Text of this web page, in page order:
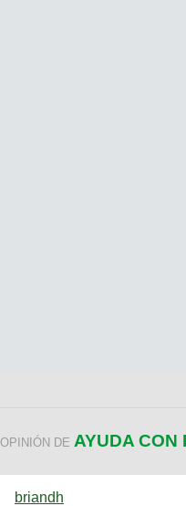
OPINIÓN DE AYUDA CON
briandh